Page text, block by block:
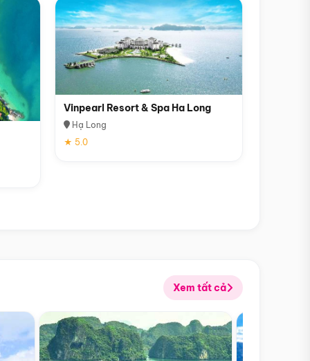
Vinpearl Resort & Spa Ha Long
Hạ Long
★ 5.0
Xem tất cả